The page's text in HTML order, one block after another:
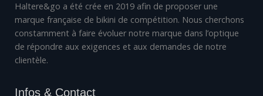
Haltere&go a été crée en 2019 afin de proposer une
marque française de bikini de compétition. Nous cherchons
constamment à faire évoluer notre marque dans l’optique
de répondre aux exigences et aux demandes de notre
clientèle.
Infos & Contact